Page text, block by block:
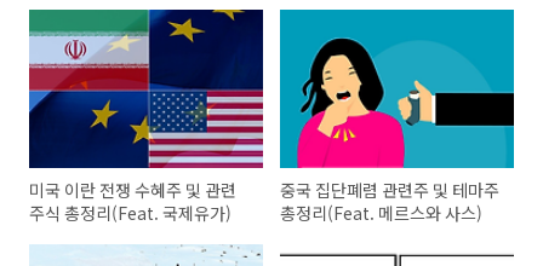
미국 이란 전쟁 수혜주 및 관련
주식 총정리(Feat. 국제유가)
중국 집단폐렴 관련주 및 테마주
총정리(Feat. 메르스와 사스)